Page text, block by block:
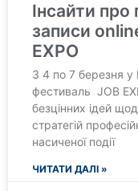
Інсайти про
записи
EXPO
З 4 по 7 березня у
фестиваль JOB
безцінних ідей
стратегій
насиченої події
ЧИТАТИ ДАЛІ »